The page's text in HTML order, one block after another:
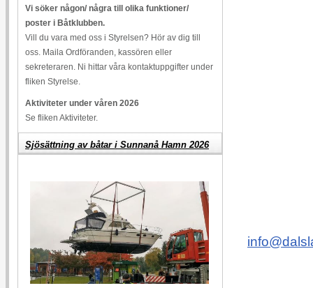
Vi söker någon/ några till olika funktioner/
poster i Båtklubben.
Vill du vara med oss i Styrelsen? Hör av dig till
oss. Maila Ordföranden, kassören eller
sekreteraren. Ni hittar våra kontaktuppgifter under
fliken Styrelse.
Aktiviteter under våren 2026
Se fliken Aktiviteter.
Sjösättning av båtar i Sunnanå Hamn 2026